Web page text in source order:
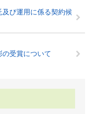
び運用に係る契約候
受賞について